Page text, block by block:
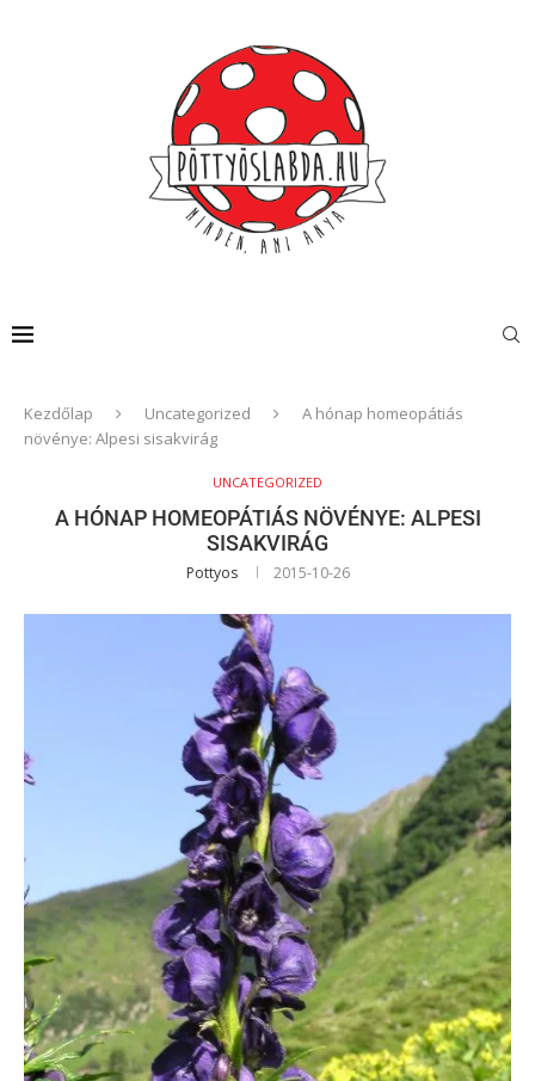
Kezdőlap Uncategorized
A hónap homeopátiás
növénye: Alpesi sisakvirág
UNCATEGORIZED
A HÓNAP HOMEOPÁTIÁS NÖVÉNYE: ALPESI
SISAKVIRÁG
Pottyos 2015-10-26